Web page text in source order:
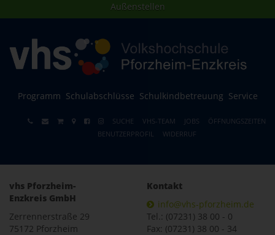
Außenstellen
Programm Schulabschlüsse Schulkindbetreuung Service
SUCHE VHS-TEAM JOBS
ÖFFNUNGSZEITEN
BENUTZERPROFIL
WIDERRUF
vhs Pforzheim-
Enzkreis GmbH
Zerrennerstraße 29
75172 Pforzheim
Kontakt
info@vhs-pforzheim.de
Tel.: (07231) 38 00 - 0
Fax: (07231) 38 00 - 34